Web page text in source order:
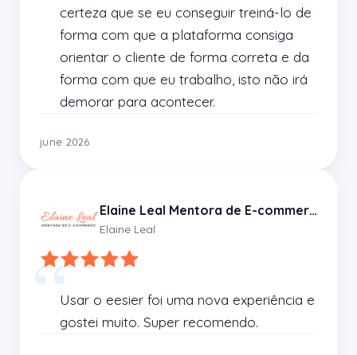
certeza que se eu conseguir treiná-lo de
forma com que a plataforma consiga
orientar o cliente de forma correta e da
forma com que eu trabalho, isto não irá
demorar para acontecer.
june 2026
Elaine Leal Mentora de E-commerce
Elaine Leal
Usar o eesier foi uma nova experiência e
gostei muito. Super recomendo.